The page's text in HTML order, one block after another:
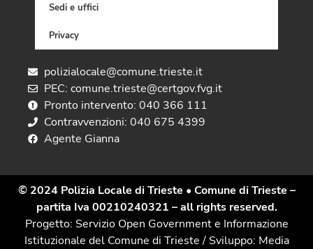
Sedi e uffici
Privacy
polizialocale@comune.trieste.it
PEC: comune.trieste@certgov.fvg.it
Pronto intervento: 040 366 111
Contravvenzioni: 040 675 4399
Agente Gianna
© 2024 Polizia Locale di Trieste • Comune di Trieste –
partita Iva 00210240321 – all rights reserved.
Progetto: Servizio Open Government e Informazione
Istituzionale del Comune di Trieste / Sviluppo: Media